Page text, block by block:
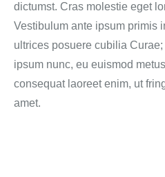
dictumst. Cras molestie eget
Vestibulum ante ipsum primis
ultrices posuere cubilia
ipsum nunc, eu euismod
consequat laoreet enim, ut
amet.